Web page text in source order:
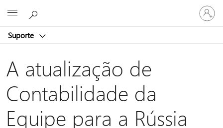
Suporte
Entre
em
sua
A atualização de
Contabilidade da
Equipe para a Rússia